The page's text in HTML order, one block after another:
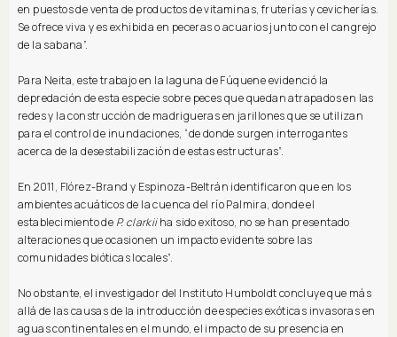
en puestos de venta de productos de vitaminas, fruterías y cevicherías.
Se ofrece viva y es exhibida en peceras o acuarios junto con el cangrejo
de la sabana”.
Para Neita, este trabajo en la laguna de Fúquene evidenció la
depredación de esta especie sobre peces que quedan atrapados en las
redes y la construcción de madrigueras en jarillones que se utilizan
para el control de inundaciones, “de donde surgen interrogantes
acerca de la desestabilización de estas estructuras”.
En 2011, Flórez-Brand y Espinoza-Beltrán identificaron que en los
ambientes acuáticos de la cuenca del río Palmira, donde el
establecimiento de P. clarkiiha sido exitoso, no se han presentado
alteraciones que ocasionen un impacto evidente sobre las
comunidades bióticas locales”.
No obstante, el investigador del Instituto Humboldt concluye que más
allá de las causas de la introducción de especies exóticas invasoras en
aguas continentales en el mundo, el impacto de su presencia en